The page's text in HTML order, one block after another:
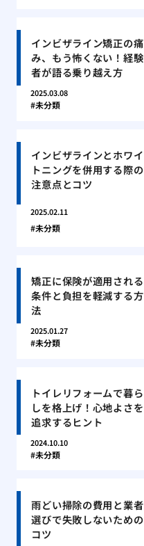
インビザライン矯正の痛
み、もう怖くない！経験
者が語る乗り越え方
2025.03.08
未分類
インビザラインとホワイ
トニングを併用する際の
注意点とコツ
2025.02.11
未分類
矯正に保険が適用される
条件と負担を軽減する方
法
2025.01.27
未分類
トイレリフォームで暮ら
しを格上げ！心地よさを
追求するヒント
2024.10.10
未分類
雨どい掃除の費用と業者
選びで失敗しないための
コツ